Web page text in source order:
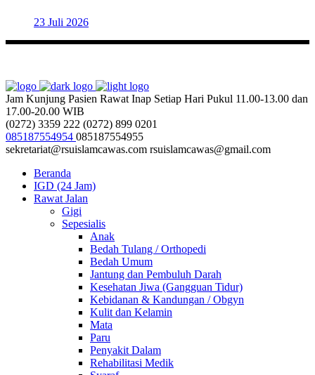
23 Juli 2026
Jam Kunjung Pasien Rawat Inap Setiap Hari Pukul 11.00-13.00 dan
17.00-20.00 WIB
(0272) 3359 222 (0272) 899 0201
085187554954 085187554955
sekretariat@rsuislamcawas.com rsuislamcawas@gmail.com
Beranda
IGD (24 Jam)
Rawat Jalan
Gigi
Sepesialis
Anak
Bedah Tulang / Orthopedi
Bedah Umum
Jantung dan Pembuluh Darah
Kesehatan Jiwa (Gangguan Tidur)
Kebidanan & Kandungan / Obgyn
Kulit dan Kelamin
Mata
Paru
Penyakit Dalam
Rehabilitasi Medik